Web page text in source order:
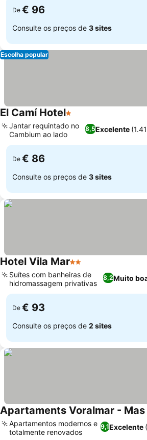
De € 96
Consulte os preços de 3 sites
Escolha popular
El Camí Hotel1 Estrelas
8,5Excelente
Jantar requintado no
Cambium ao lado
De € 86
Consulte os preços de 3 sites
Hotel Vila Mar2 Estrelas
8,2Muito
Suítes com banheiras de
hidromassagem privativas
De € 93
Consulte os preços de 2 sites
Apartaments Voralmar - Mas
9,1Excelente
Apartamentos modernos e
totalmente renovados